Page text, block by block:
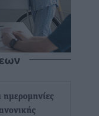
ημερομηνίες